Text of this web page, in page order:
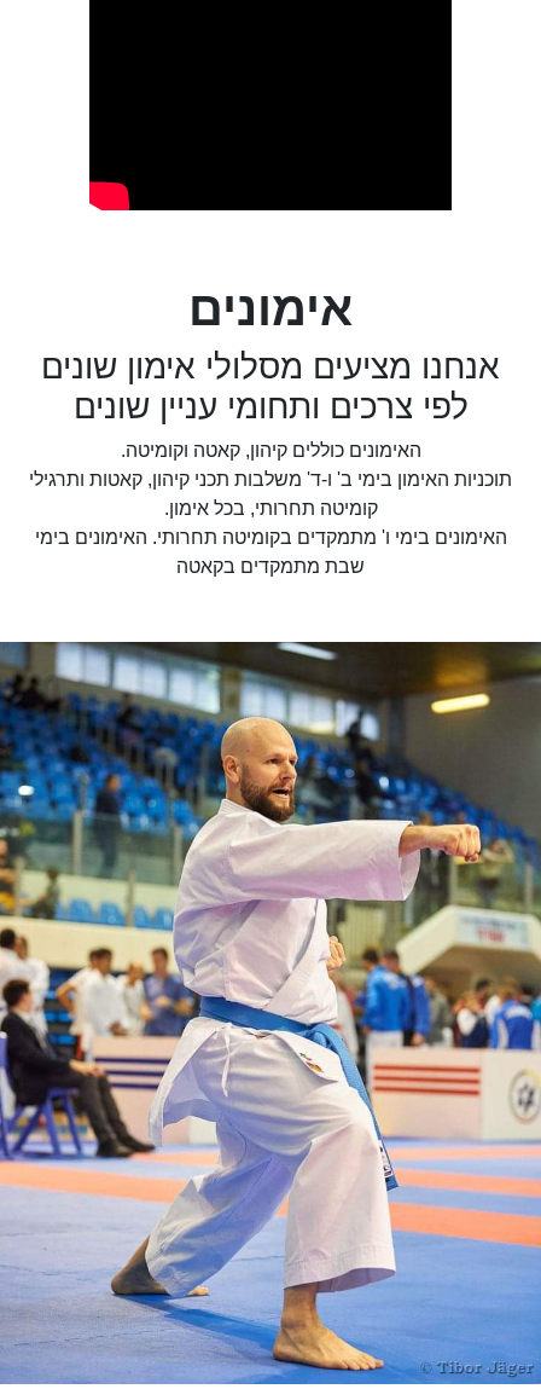
אימונים
אנחנו מציעים מסלולי אימון שונים
לפי צרכים ותחומי עניין שונים
האימונים כוללים קיהון, קאטה וקומיטה.
תוכניות האימון בימי ב' ו-ד' משלבות תכני קיהון, קאטות ותרגילי
קומיטה תחרותי, בכל אימון.
האימונים בימי ו' מתמקדים בקומיטה תחרותי. האימונים בימי
שבת מתמקדים בקאטה